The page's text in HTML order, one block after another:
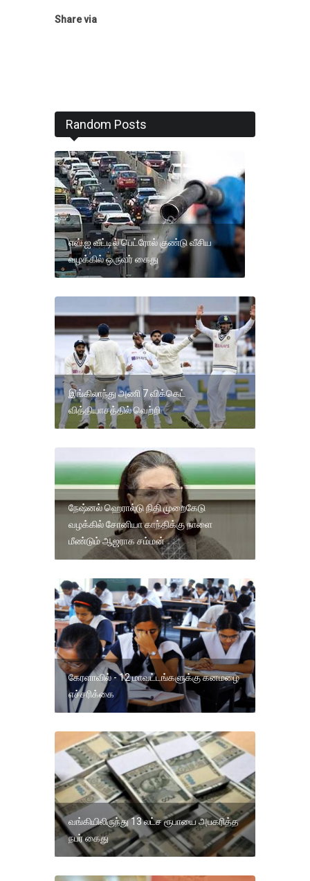
Share via
Random Posts
எஸ்.ஐ வீட்டில் பெட்ரோல் குண்டு வீசிய
வழக்கில் ஒருவர் கைது
இங்கிலாந்து அணி 7 விக்கெட்
வித்தியாசத்தில் வெற்றி
நேஷ்னல் ஹெரால்டு நிதி முறைகேடு
வழக்கில் சோனியா காந்திக்கு நாளை
மீண்டும் ஆஜராக சம்மன்
கேரளாவில் - 12 மாவட்டங்களுக்கு கனமழை
எச்சரிக்கை
வங்கியிலிருந்து 13 லட்ச ரூபாயை அபகரித்த
நபர் கைது